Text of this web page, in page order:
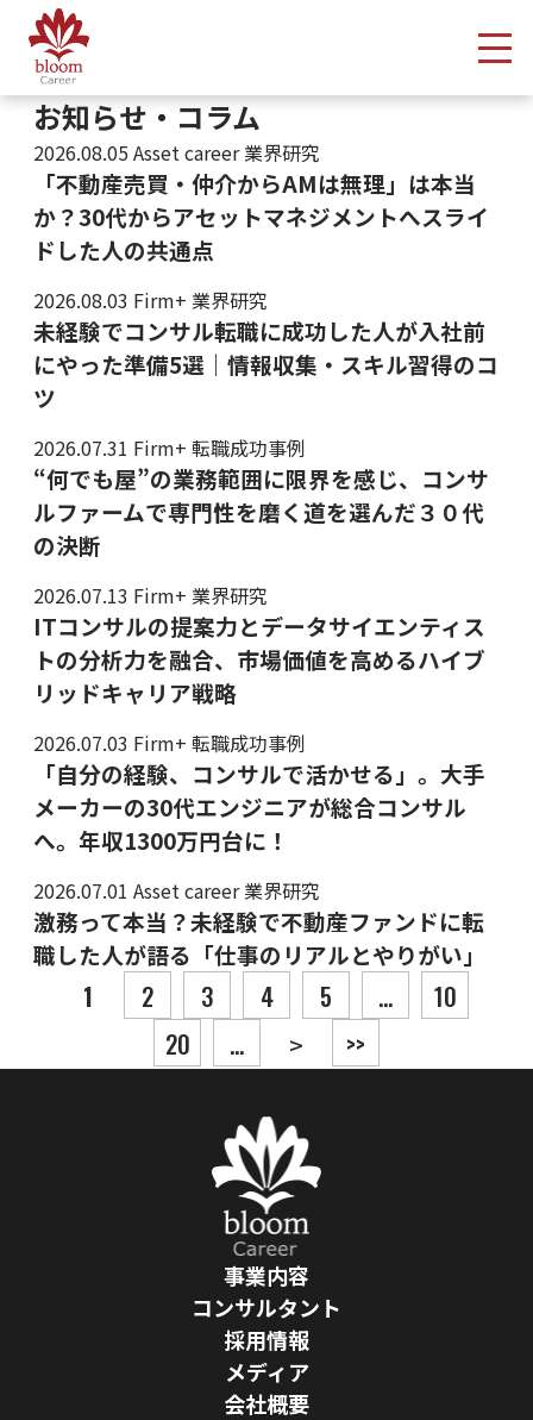
メ
お知らせ・コラム
2026.08.05Asset career 業界研究
「不動産売買・仲介からAMは無理」は本当
か？30代からアセットマネジメントへスライ
ドした人の共通点
2026.08.03 Firm+ 業界研究
未経験でコンサル転職に成功した人が入社前
にやった準備5選｜情報収集・スキル習得のコ
ツ
2026.07.31 Firm+ 転職成功事例
“何でも屋”の業務範囲に限界を感じ、コンサ
ルファームで専門性を磨く道を選んだ３０代
の決断
2026.07.13 Firm+ 業界研究
ITコンサルの提案力とデータサイエンティス
トの分析力を融合、市場価値を高めるハイブ
リッドキャリア戦略
2026.07.03 Firm+ 転職成功事例
「自分の経験、コンサルで活かせる」。大手
メーカーの30代エンジニアが総合コンサル
へ。年収1300万円台に！
2026.07.01Asset career 業界研究
激務って本当？未経験で不動産ファンドに転
職した人が語る「仕事のリアルとやりがい」
投稿ナビゲーション
1 2 3 4 5 ...
10
20
... > >>
事業内容
コンサルタント
採用情報
メディア
会社概要